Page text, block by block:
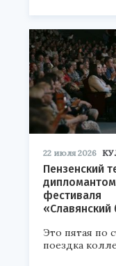
22 июля 2026
Пензенский
дипломантом
фестиваля
«Славянский
Это пятая по
поездка